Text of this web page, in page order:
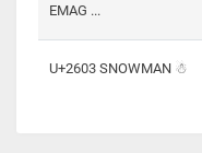
EMAG ...
U+2603 SNOWMAN ☃